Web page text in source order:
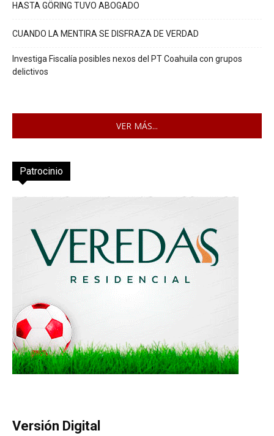
HASTA GÖRING TUVO ABOGADO
CUANDO LA MENTIRA SE DISFRAZA DE VERDAD
Investiga Fiscalía posibles nexos del PT Coahuila con grupos
delictivos
VER MÁS...
Patrocinio
Versión Digital